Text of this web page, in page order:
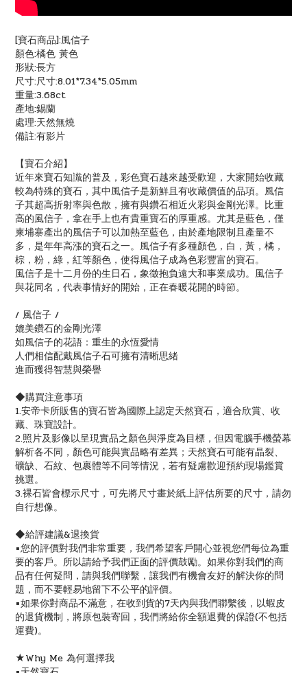
[寶石商品]:風信子
顏色:橘色 黃色
形狀:長方
尺寸:尺寸:8.01*7.34*5.05mm
重量:3.68ct
產地:錫蘭
處理:天然無燒
備註:有影片
【寶石介紹】
近年來寶石知識的普及，彩色寶石越來越受歡迎，大家開始收藏
較為特殊的寶石，其中風信子是新鮮且有收藏價值的品項。風信
子其超高折射率與色散，擁有與鑽石相近火彩與金剛光澤。比重
高的風信子，拿在手上也有貴重寶石的厚重感。尤其是藍色，僅
柬埔寨產出的風信子可以加熱至藍色，由於產地限制且產量不
多，是年年高漲的寶石之一。風信子有多種顏色，白，黃，橘，
棕，粉，綠，紅等顏色，使得風信子成為色彩豐富的寶石。
風信子是十二月份的生日石，象徵抱負遠大和事業成功。風信子
與花同名，代表事情好的開始，正在春暖花開的時節。
/ 風信子 /
媲美鑽石的金剛光澤
如風信子的花語：重生的永恆愛情
人們相信配戴風信子石可擁有清晰思緒
進而獲得智慧與榮譽
◆購買注意事項
1.安帝卡所販售的寶石皆為國際上認定天然寶石，適合欣賞、收
藏、珠寶設計。
2.照片及影像以呈現實品之顏色與淨度為目標，但因電腦手機螢幕
解析各不同，顏色可能與實品略有差異；天然寶石可能有晶裂、
礦缺、石紋、包裹體等不同等情況，若有疑慮歡迎預約現場鑑賞
挑選。
3.裸石皆會標示尺寸，可先將尺寸畫於紙上評估所要的尺寸，請勿
自行想像。
◆給評建議&退換貨
▪️您的評價對我們非常重要，我們希望客戶開心並視您們每位為重
要的客戶。所以請給予我們正面的評價鼓勵。如果你對我們的商
品有任何疑問，請與我們聯繫，讓我們有機會友好的解決你的問
題，而不要輕易地留下不公平的評價。
▪️如果你對商品不滿意，在收到貨的7天內與我們聯繫後，以蝦皮
的退貨機制，將原包裝寄回，我們將給你全額退費的保證(不包括
運費)。
★Why Me 為何選擇我